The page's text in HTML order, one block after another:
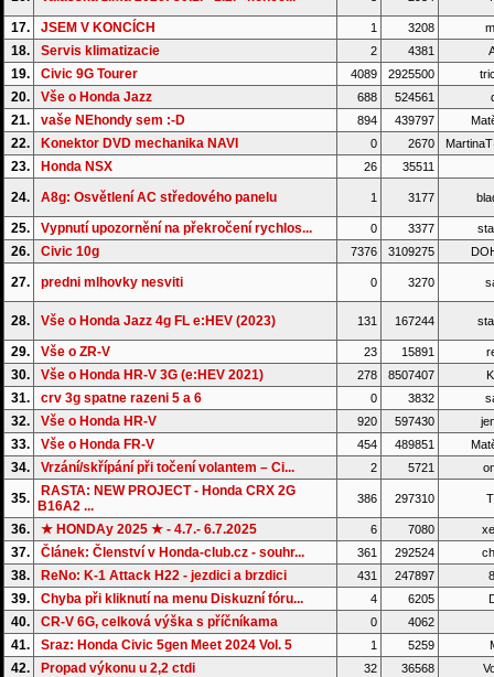
17. JSEM V KONCÍCH 1 3208
18. Servis klimatizacie 2 4381
19. Civic 9G Tourer 4089 2925500
20. Vše o Honda Jazz 688 524561
21. vaše NEhondy sem :-D 894 439797
22. Konektor DVD mechanika NAVI 0 2670
23. Honda NSX 26 35511
24. A8g: Osvětlení AC středového panelu 1 3177
25. Vypnutí upozornění na překročení rychlos... 0 3377
26. Civic 10g 7376 3109275
27. predni mlhovky nesviti 0 3270
28. Vše o Honda Jazz 4g FL e:HEV (2023) 131 167244
29. Vše o ZR-V 23 15891
30. Vše o Honda HR-V 3G (e:HEV 2021) 278 8507407
31. crv 3g spatne razeni 5 a 6 0 3832
32. Vše o Honda HR-V 920 597430
33. Vše o Honda FR-V 454 489851
34. Vrzání/skřípání při točení volantem – Ci... 2 5721
35.
RASTA: NEW PROJECT - Honda CRX 2G
B16A2 ...
386 297310
36. ★ HONDAy 2025 ★ - 4.7.- 6.7.2025 6 7080
37. Článek: Členství v Honda-club.cz - souhr... 361 292524
38. ReNo: K-1 Attack H22 - jezdici a brzdici 431 247897
39. Chyba při kliknutí na menu Diskuzní fóru... 4 6205
40. CR-V 6G, celková výška s příčníkama 0 4062
41. Sraz: Honda Civic 5gen Meet 2024 Vol. 5 1 5259
42. Propad výkonu u 2,2 ctdi 32 36568